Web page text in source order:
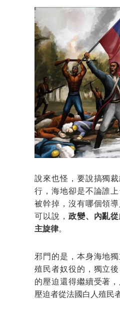
說來也怪，要說搞獨
行，海地卻是不論誰
被幹掉，沒有哪個領導
可以說， 政變、內亂
主旋律。
邪門的是，本身海地
殖民者奴役的，獨立
的壓迫還得繼續受著
壓迫者從法國白人殖民